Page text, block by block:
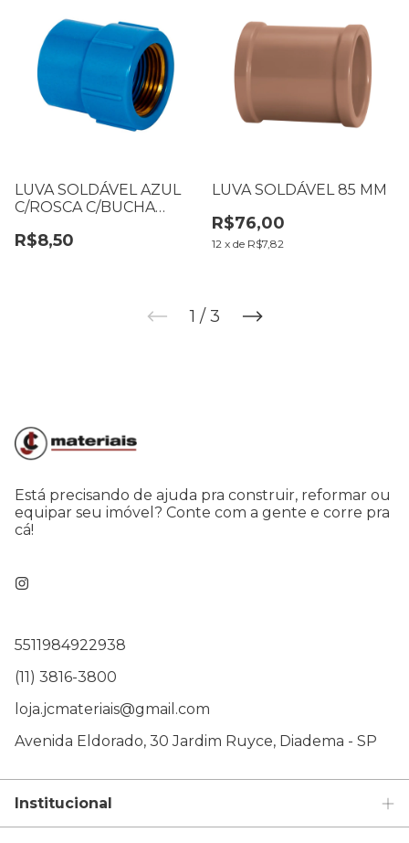
LUVA SOLDÁVEL AZUL
C/ROSCA C/BUCHA
R$8,50
LUVA SOLDÁVEL 85 MM
R$76,00
12 x de R$7,82
1 / 3
Está precisando de ajuda pra construir, reformar ou
equipar seu imóvel? Conte com a gente e corre pra
cá!
5511984922938
(11) 3816-3800
loja.jcmateriais@gmail.com
Avenida Eldorado, 30 Jardim Ruyce, Diadema - SP
Institucional